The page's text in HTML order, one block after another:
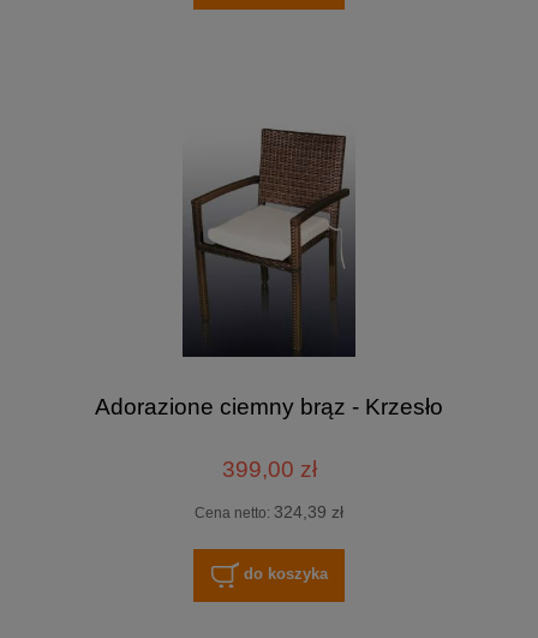
Adorazione ciemny brąz - Krzesło
399,00 zł
Cena netto: 324,39 zł
do koszyka